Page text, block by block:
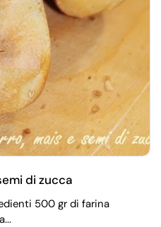
di zucca
500 gr di farina